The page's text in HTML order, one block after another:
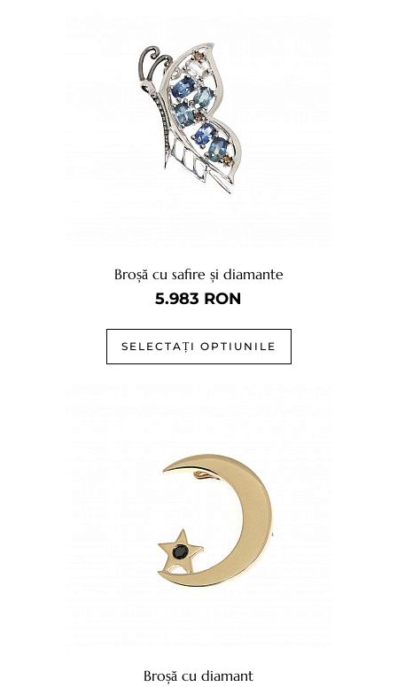
Broșă cu safire și diamante
5.983 RON
SELECTAȚI OPTIUNILE
Broșă cu diamant